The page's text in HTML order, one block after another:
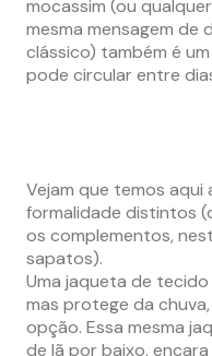
mocassim (ou
mesma mensagem de
clássico) também é
pode circular entre
Vejam que temos aqui
formalidade distintos
os complementos,
sapatos).
Uma jaqueta de
mas protege da
opção. Essa mesma
de lã por baixo,